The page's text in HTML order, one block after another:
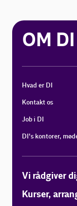
OM DI
Hvad er DI
Kontakt os
Job i DI
DI's kontorer,
Vi rådgiver
Kurser,